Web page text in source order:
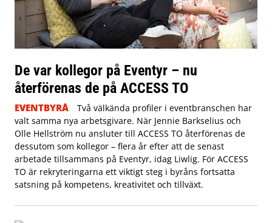
De var kollegor på Eventyr – nu
återförenas de på ACCESS TO
EVENTBYRÅ
Två välkända profiler i eventbranschen har
valt samma nya arbetsgivare. När Jennie Barkselius och
Olle Hellström nu ansluter till ACCESS TO återförenas de
dessutom som kollegor – flera år efter att de senast
arbetade tillsammans på Eventyr, idag Liwlig. För ACCESS
TO är rekryteringarna ett viktigt steg i byråns fortsatta
satsning på kompetens, kreativitet och tillväxt.